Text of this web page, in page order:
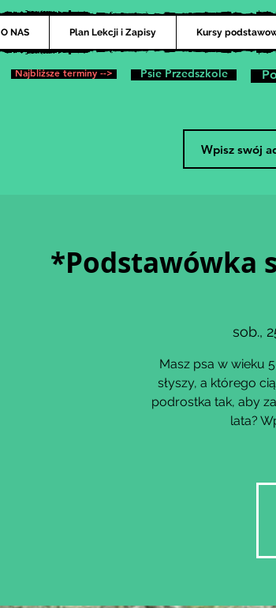
O NAS Plan Lekcji i Zapisy Kursy
Najbliższe terminy --> Psie Przedszkole
*Podstawówka
sob.,
Masz psa w wieku
słyszy, a którego
podrostka tak, aby
lata?